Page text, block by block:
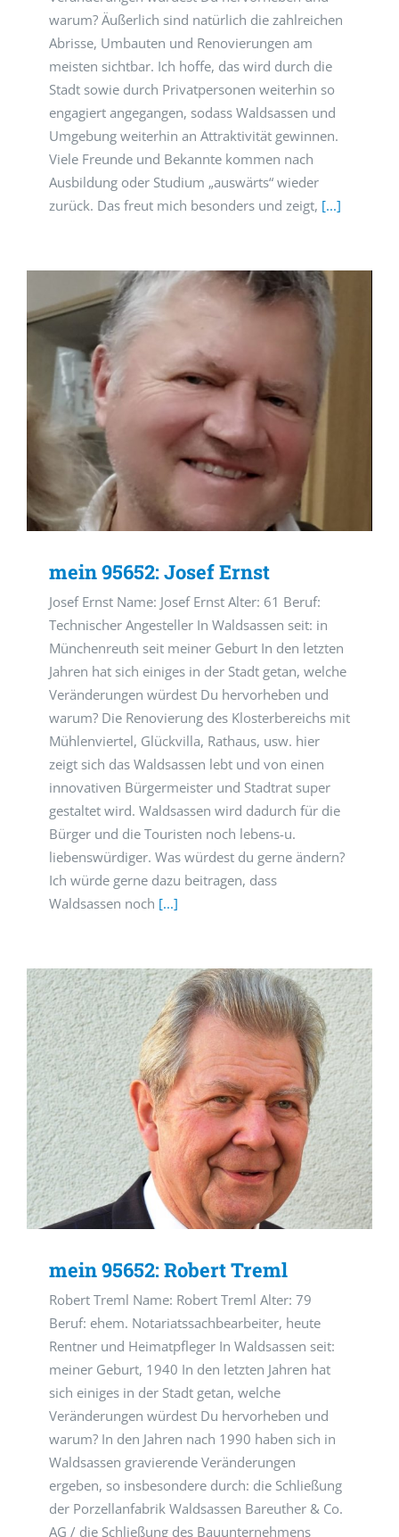
warum? Äußerlich sind natürlich die zahlreichen
Abrisse, Umbauten und Renovierungen am
meisten sichtbar. Ich hoffe, das wird durch die
Stadt sowie durch Privatpersonen weiterhin so
engagiert angegangen, sodass Waldsassen und
Umgebung weiterhin an Attraktivität gewinnen.
Viele Freunde und Bekannte kommen nach
Ausbildung oder Studium „auswärts“ wieder
zurück. Das freut mich besonders und zeigt, [...]
mein 95652: Josef Ernst
Josef Ernst Name: Josef Ernst Alter: 61 Beruf:
Technischer Angesteller In Waldsassen seit: in
Münchenreuth seit meiner Geburt In den letzten
Jahren hat sich einiges in der Stadt getan, welche
Veränderungen würdest Du hervorheben und
warum? Die Renovierung des Klosterbereichs mit
Mühlenviertel, Glückvilla, Rathaus, usw. hier
zeigt sich das Waldsassen lebt und von einen
innovativen Bürgermeister und Stadtrat super
gestaltet wird. Waldsassen wird dadurch für die
Bürger und die Touristen noch lebens-u.
liebenswürdiger. Was würdest du gerne ändern?
Ich würde gerne dazu beitragen, dass
Waldsassen noch [...]
mein 95652: Robert Treml
Robert Treml Name: Robert Treml Alter: 79
Beruf: ehem. Notariatssachbearbeiter, heute
Rentner und Heimatpfleger In Waldsassen seit:
meiner Geburt, 1940 In den letzten Jahren hat
sich einiges in der Stadt getan, welche
Veränderungen würdest Du hervorheben und
warum? In den Jahren nach 1990 haben sich in
Waldsassen gravierende Veränderungen
ergeben, so insbesondere durch: die Schließung
der Porzellanfabrik Waldsassen Bareuther & Co.
AG / die Schließung des Bauunternehmens